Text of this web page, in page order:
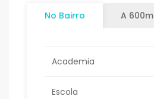
No Bairro A 600m
Academia
Escola